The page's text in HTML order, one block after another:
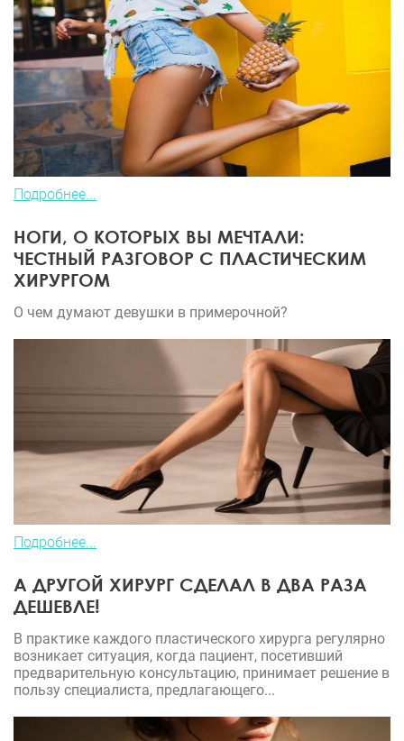
Подробнее...
НОГИ, О КОТОРЫХ ВЫ МЕЧТАЛИ:
ЧЕСТНЫЙ РАЗГОВОР С ПЛАСТИЧЕСКИМ
ХИРУРГОМ
О чем думают девушки в примерочной?
Подробнее...
А ДРУГОЙ ХИРУРГ СДЕЛАЛ В ДВА РАЗА
ДЕШЕВЛЕ!
В практике каждого пластического хирурга регулярно
возникает ситуация, когда пациент, посетивший
предварительную консультацию, принимает решение в
пользу специалиста, предлагающего...